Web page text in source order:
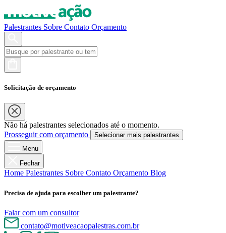
Palestrantes Sobre Contato Orçamento
Solicitação de orçamento
Não há palestrantes selecionados até o momento.
Prosseguir com orçamento
Selecionar mais palestrantes
Menu
Fechar
Home Palestrantes Sobre Contato Orçamento Blog
Precisa de ajuda para escolher um palestrante?
Falar com um consultor
contato@motiveacaopalestras.com.br